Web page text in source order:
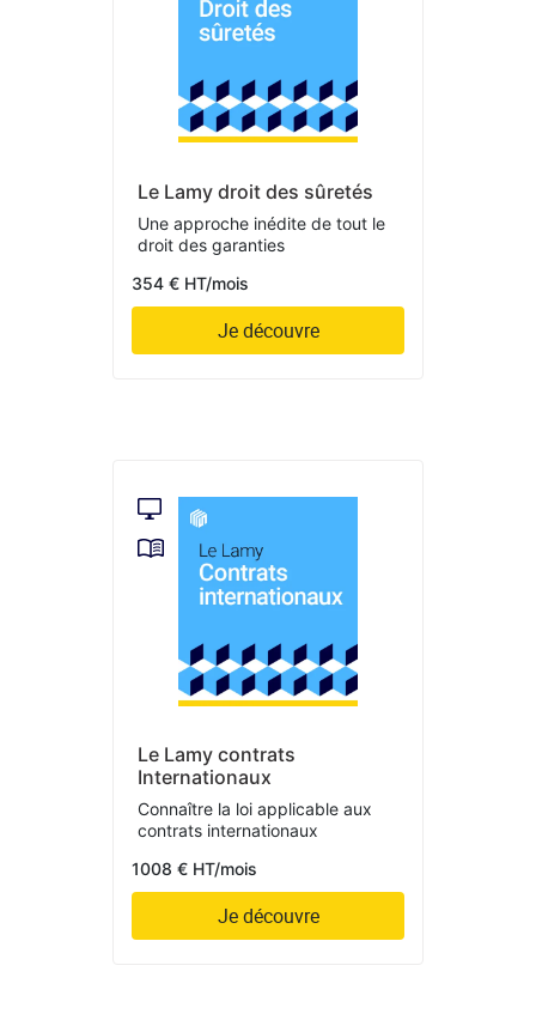
Le Lamy droit des sûretés
Une approche inédite de tout le
droit des garanties
354 € HT/mois
Je découvre
Le Lamy contrats
Internationaux
Connaître la loi applicable aux
contrats internationaux
1008 € HT/mois
Je découvre